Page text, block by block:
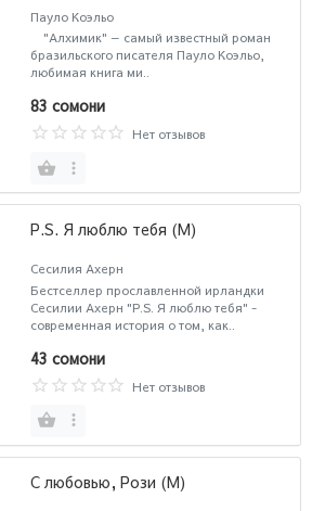
Пауло Коэльо
"Алхимик" — самый известный роман
бразильского писателя Пауло Коэльо,
любимая книга ми..
83 сомони
Нет отзывов
P.S. Я люблю тебя (М)
Сесилия Ахерн
Бестселлер прославленной ирландки
Сесилии Ахерн "P.S. Я люблю тебя" -
современная история о том, как..
43 сомони
Нет отзывов
С любовью, Рози (М)